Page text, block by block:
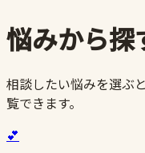
悩みから探
相談したい悩みを選ぶ
覧できます。
💕